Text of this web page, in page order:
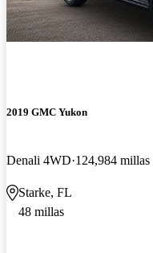
2019 GMC Yukon
Denali 4WD 124,984 millas
Starke, FL
48 millas